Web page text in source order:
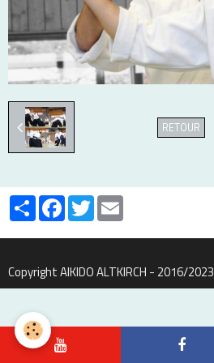
RETOUR
PartagerFacebook
Twitter
Copyright AIKIDO ALTKIRCH - 2016/2023